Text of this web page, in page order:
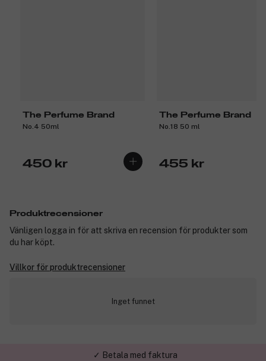
The Perfume Brand
No.4 50ml
450 kr
The Perfume Brand
No.18 50 ml
455 kr
Produktrecensioner
Vänligen logga in för att skriva en recension för produkter som
du har köpt.
Villkor för produktrecensioner
Inget funnet